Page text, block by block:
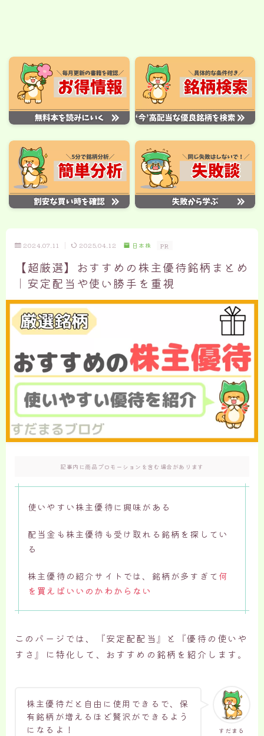
2024.07.11 2025.04.12 日本株 PR
【超厳選】おすすめの株主優待銘柄まとめ
｜安定配当や使い勝手を重視
記事内に商品プロモーションを含む場合があります
使いやすい株主優待に興味がある
配当金も株主優待も受け取れる銘柄を探してい
る
株主優待の紹介サイトでは、銘柄が多すぎて何
を買えばいいのかわからない
このパージでは、『安定配配当』と『優待の使いや
すさ』に特化して、おすすめの銘柄を紹介します。
すだまる
株主優待だと自由に使用できるで、保
有銘柄が増えるほど贅沢ができるよう
になるよ！